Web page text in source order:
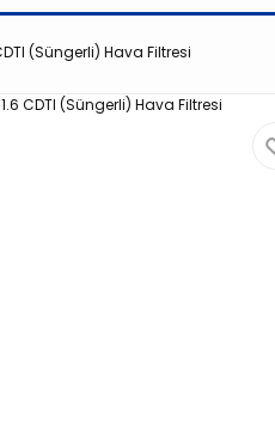
(Süngerli) Hava Filtresi